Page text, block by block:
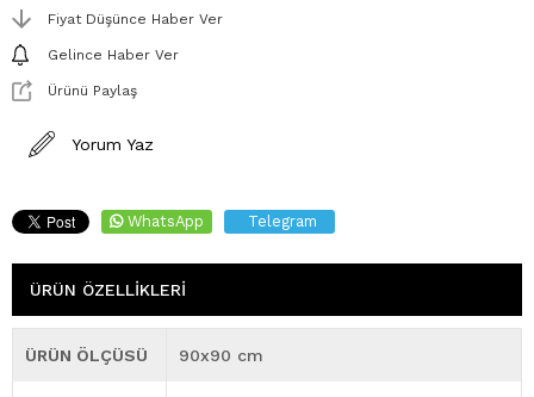
Fiyat Düşünce Haber Ver
Gelince Haber Ver
Ürünü Paylaş
Yorum Yaz
WhatsApp Telegram
ÜRÜN ÖZELLIKLERI
ÜRÜN ÖLÇÜSÜ 90x90 cm